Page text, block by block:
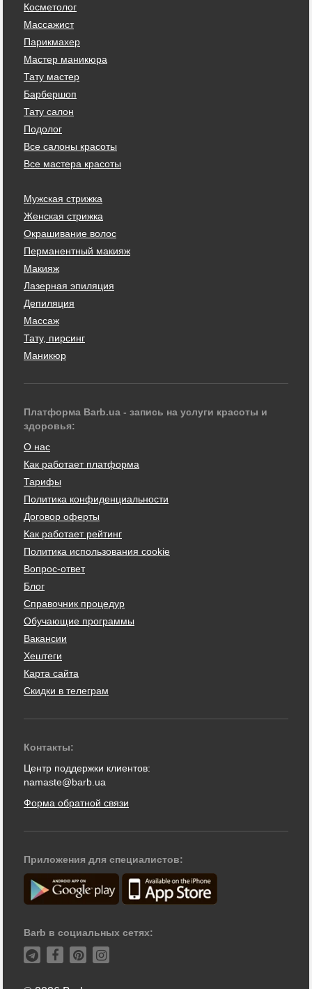
Косметолог
Массажист
Парикмахер
Мастер маникюра
Тату мастер
Барбершоп
Тату салон
Подолог
Все салоны красоты
Все мастера красоты
Мужская стрижка
Женская стрижка
Окрашивание волос
Перманентный макияж
Макияж
Лазерная эпиляция
Депиляция
Массаж
Тату, пирсинг
Маникюр
Платформа Barb.ua - запись на услуги красоты и
здоровья:
О нас
Как работает платформа
Тарифы
Политика конфиденциальности
Договор оферты
Как работает рейтинг
Политика использования cookie
Вопрос-ответ
Блог
Справочник процедур
Обучающие программы
Вакансии
Хештеги
Карта сайта
Скидки в телеграм
Контакты:
Центр поддержки клиентов:
namaste@barb.ua
Форма обратной связи
Приложения для специалистов:
Barb в социальных сетях: